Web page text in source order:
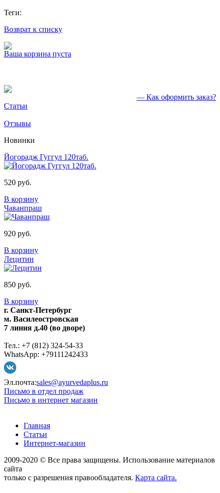
Теги:
Возврат к списку
Ваша корзина пуста
— Как оформить заказ?
Статьи
Отзывы
Новинки
Йогорадж Гуггул 120таб.
520 руб.
В корзину
Чаванпраш
920 руб.
В корзину
Лецитин
850 руб.
В корзину
г. Санкт-Петербург
м. Василеостровская
7 линия д.40 (во дворе)
Тел.: +7 (812) 324-54-33
WhatsApp: +79111242433
Эл.почта:sales@ayurvedaplus.ru
Письмо в отдел продаж
Письмо в интернет магазин
Главная
Статьи
Интернет-магазин
2009-2020 © Все права защищены. Использование материалов
сайта
только с разрешения правообладателя. Карта сайта.